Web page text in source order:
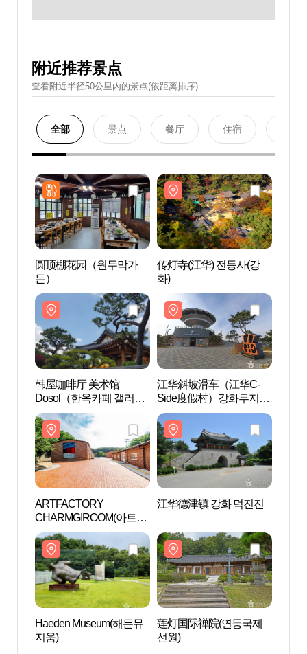
附近推荐景点
查看附近半径50公里內的景点(依距离排序)
全部 景点 餐厅 住宿
圆顶棚花园（원두막가
든）
传灯寺(江华) 전등사(강
화)
韩屋咖啡厅 美术馆
Dosol（한옥카페 갤러리
도솔）
江华斜坡滑车（江华C-
Side度假村）강화루지
(강화씨사이드리조트)
ARTFACTORY
CHARMGIROOM(아트팩
토리 참기름)
江华德津镇 강화 덕진진
Haeden Museum(해든뮤
지움)
莲灯国际禅院(연등국제
선원)